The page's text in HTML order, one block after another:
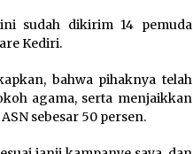
sudah dikirim 14 pemuda
Kediri.
bahwa pihaknya telah
agama, serta menjaikkan
sebesar 50 persen.